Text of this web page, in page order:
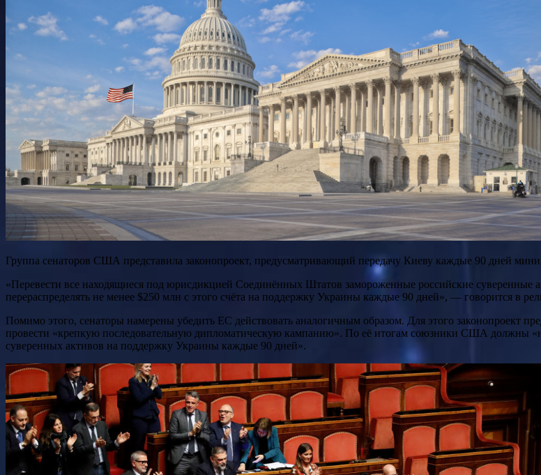
Группа сенаторов США представила законопроект, предусматривающий передачу Киеву каждые 90 дней
«Перевести все находящиеся под юрисдикцией Соединённых Штатов замороженные российские суверенные
перераспределять не менее $250 млн с этого счёта на поддержку Украины каждые 90 дней», — говорится в
Помимо этого, сенаторы намерены убедить ЕС действовать аналогичным образом. Для этого законопроект
провести «крепкую последовательную дипломатическую кампанию». По её итогам союзники США должны
суверенных активов на поддержку Украины каждые 90 дней».